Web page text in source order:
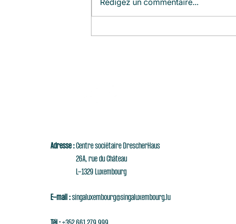
Agenda du Mois (Août)
Rédigez un commentaire...
Adresse :Centre sociétaire DrescherHaus
26A, rue du Château
L-1329 Luxembourg
E-mail :singaluxembourg@singaluxembourg.lu